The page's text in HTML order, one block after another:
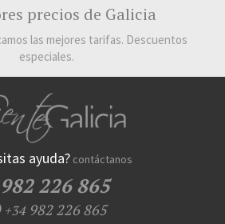
precios de Galicia
las mejores tarifas. Descuentos
especiales.
ayuda? contáctanos
982 226 865
+34982 226 865